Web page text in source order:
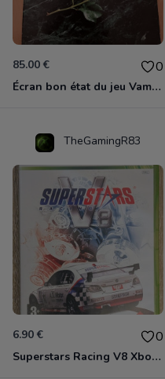
85.00 € 0
Écran bon état du jeu Vampire et livre de règles « la mascarade » état d’usage
TheGamingR83
6.90 € 0
Superstars Racing V8 Xbox 360